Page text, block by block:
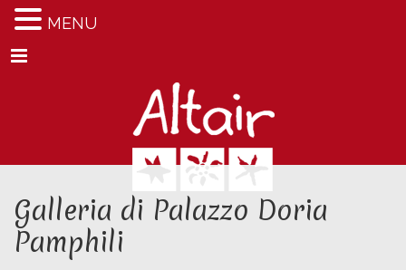
Menu
Galleria di Palazzo Doria
Pamphili
MENU